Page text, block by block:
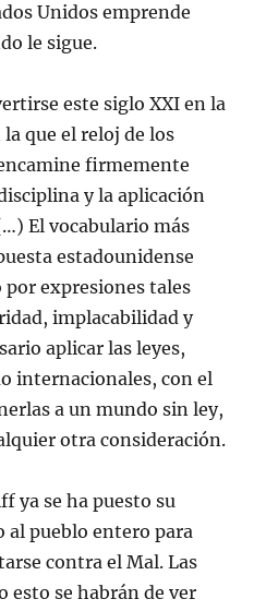
Unidos emprende
le sigue.
este siglo XXI en la
la que el reloj de los
firmemente
y la aplicación
El vocabulario más
estadounidense
expresiones tales
implacabilidad y
aplicar las leyes,
internacionales, con el
a un mundo sin ley,
otra consideración.
ya se ha puesto su
al pueblo entero para
contra el Mal. Las
esto se habrán de ver